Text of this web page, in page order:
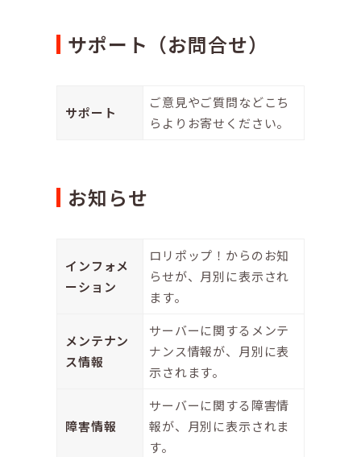
サポート（お問合せ）
サポート
ご意見やご質問などこち
らよりお寄せください。
お知らせ
インフォメ
ーション
ロリポップ！からのお知
らせが、月別に表示され
ます。
メンテナン
ス情報
サーバーに関するメンテ
ナンス情報が、月別に表
示されます。
障害情報
サーバーに関する障害情
報が、月別に表示されま
す。